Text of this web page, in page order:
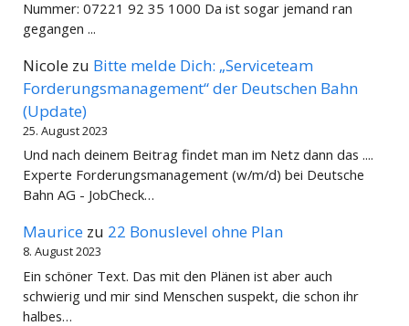
Nummer: 07221 92 35 1000 Da ist sogar jemand ran
gegangen ...
Nicole zu Bitte melde Dich: „Serviceteam
Forderungsmanagement“ der Deutschen Bahn
(Update)
25. August 2023
Und nach deinem Beitrag findet man im Netz dann das ....
Experte Forderungsmanagement (w/m/d) bei Deutsche
Bahn AG - JobCheck…
Maurice zu 22 Bonuslevel ohne Plan
8. August 2023
Ein schöner Text. Das mit den Plänen ist aber auch
schwierig und mir sind Menschen suspekt, die schon ihr
halbes…